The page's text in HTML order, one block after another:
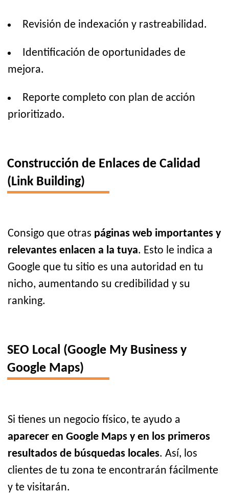
Revisión de indexación y rastreabilidad.
Identificación de oportunidades de
mejora.
Reporte completo con plan de acción
prioritizado.
Construcción de Enlaces de Calidad
(Link Building)
Consigo que otras páginas web importantes y
relevantes enlacen a la tuya. Esto le indica a
Google que tu sitio es una autoridad en tu
nicho, aumentando su credibilidad y su
ranking.
SEO Local (Google My Business y
Google Maps)
Si tienes un negocio físico, te ayudo a
aparecer en Google Maps y en los primeros
resultados de búsquedas locales. Así, los
clientes de tu zona te encontrarán fácilmente
y te visitarán.